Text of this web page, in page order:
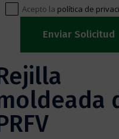
Acepto la política de